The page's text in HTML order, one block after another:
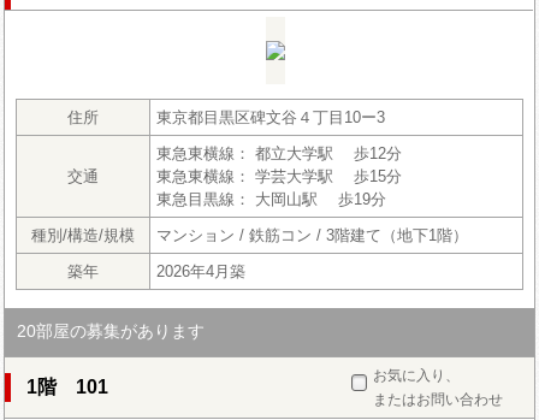
住所 東京都目黒区碑文谷４丁目10ー3
交通
東急東横線： 都立大学駅 歩12分
東急東横線： 学芸大学駅 歩15分
東急目黒線： 大岡山駅 歩19分
種別/構造/規模
マンション / 鉄筋コン / 3階建て（地下1階）
築年
2026年4月築
20部屋の募集があります
お気に入り、
またはお問い合わせ
1階 101